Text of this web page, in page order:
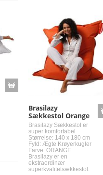
Brasilazy
Sækkestol Orange
Brasilazy Sækkestol er
super komfortabel
Størrelse: 140 x 180 cm
Fyld: Ægte Krøyerkugler
Farve: ORANGE
Brasilazy er en
ekstraordinær
superkvalitetsækkestol.